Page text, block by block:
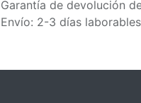
Garantía de devolución
Envío: 2-3 días laborables